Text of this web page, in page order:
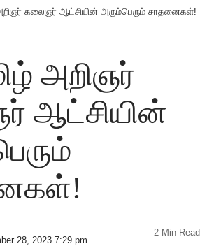
கலைஞர் ஆட்சியின் அரும்பெரும் சாதனைகள்!
அறிஞர்
ஆட்சியின்
28, 2023 7:29 pm
2 Min Read